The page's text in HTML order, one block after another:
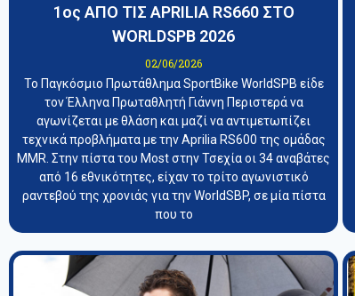
1oς ΑΠΟ ΤΙΣ APRILIA RS660 ΣΤΟ
WORLDSPB 2026
02/06/2026
Το Παγκόσμιο Πρωτάθλημα SportBike WorldSPB είδε
τον Έλληνα Πρωταθλητή Γιάννη Περιστερά να
αγωνίζεται με θλάση και μαζί να αντιμετωπίζει
τεχνικά προβλήματα με την Aprilia RS600 της ομάδας
MMR. Στην πίστα του Most στην Τσεχία οι 34 αναβάτες
από 16 εθνικότητες, είχαν το τρίτο αγωνιστικό
ραντεβού της χρονιάς για την WorldSBP, σε μία πίστα
που το